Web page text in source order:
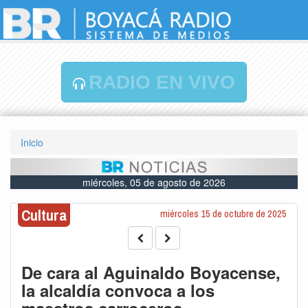
RADIO EN VIVO
Inicio
miércoles, 05 de agosto de 2026
Cultura miércoles 15 de octubre de 2025
De cara al Aguinaldo Boyacense,
la alcaldía convoca a los